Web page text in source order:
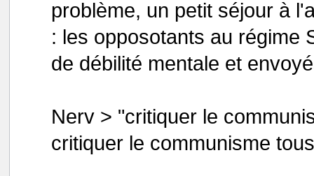
problème, un petit séjour à
: les opposotants au régime
de débilité mentale et
Nerv > "critiquer le
critiquer le communisme